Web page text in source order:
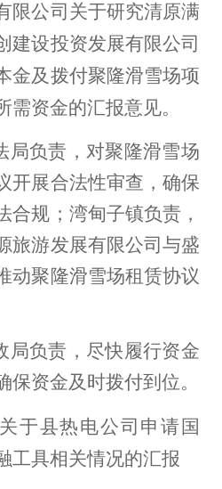
限公司 关于研究清原满
建设投资发展有限公司
金及拨付聚隆滑雪场项
需资金的汇报意见。
局负责 ， 对聚隆滑雪场
开展合法性审查，确保
合规 ； 湾甸子镇负责 ，
旅游发展有限公司与盛
动聚隆滑雪场租赁协议
局负责，尽快履行资金
保资金及时拨付到位。
于县热电公司申请国
工具相关情况的汇报